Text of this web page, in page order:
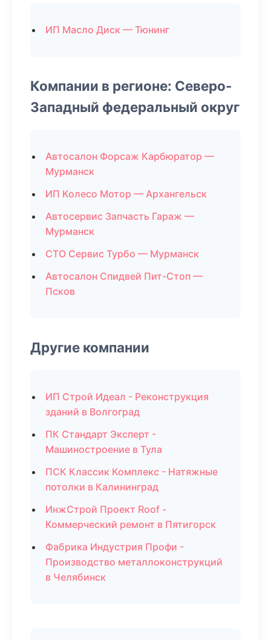
ИП Масло Диск — Тюнинг
Компании в регионе: Северо-
Западный федеральный округ
Автосалон Форсаж Карбюратор —
Мурманск
ИП Колесо Мотор — Архангельск
Автосервис Запчасть Гараж —
Мурманск
СТО Сервис Турбо — Мурманск
Автосалон Спидвей Пит-Стоп —
Псков
Другие компании
ИП Строй Идеал - Реконструкция
зданий в Волгоград
ПК Стандарт Эксперт -
Машиностроение в Тула
ПСК Классик Комплекс - Натяжные
потолки в Калининград
ИнжСтрой Проект Roof -
Коммерческий ремонт в Пятигорск
Фабрика Индустрия Профи -
Производство металлоконструкций
в Челябинск